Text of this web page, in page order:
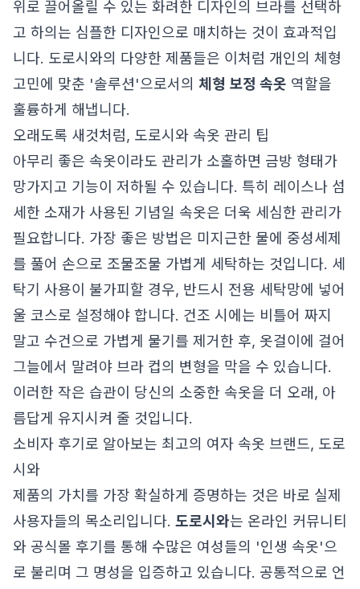
위로 끌어올릴 수 있는 화려한 디자인의 브라를 선택하
고 하의는 심플한 디자인으로 매치하는 것이 효과적입
니다. 도로시와의 다양한 제품들은 이처럼 개인의 체형
고민에 맞춘 '솔루션'으로서의 체형 보정 속옷 역할을
훌륭하게 해냅니다.
오래도록 새것처럼, 도로시와 속옷 관리 팁
아무리 좋은 속옷이라도 관리가 소홀하면 금방 형태가
망가지고 기능이 저하될 수 있습니다. 특히 레이스나 섬
세한 소재가 사용된 기념일 속옷은 더욱 세심한 관리가
필요합니다. 가장 좋은 방법은 미지근한 물에 중성세제
를 풀어 손으로 조물조물 가볍게 세탁하는 것입니다. 세
탁기 사용이 불가피할 경우, 반드시 전용 세탁망에 넣어
울 코스로 설정해야 합니다. 건조 시에는 비틀어 짜지
말고 수건으로 가볍게 물기를 제거한 후, 옷걸이에 걸어
그늘에서 말려야 브라 컵의 변형을 막을 수 있습니다.
이러한 작은 습관이 당신의 소중한 속옷을 더 오래, 아
름답게 유지시켜 줄 것입니다.
소비자 후기로 알아보는 최고의 여자 속옷 브랜드, 도로
시와
제품의 가치를 가장 확실하게 증명하는 것은 바로 실제
사용자들의 목소리입니다. 도로시와는 온라인 커뮤니티
와 공식몰 후기를 통해 수많은 여성들의 '인생 속옷'으
로 불리며 그 명성을 입증하고 있습니다. 공통적으로 언